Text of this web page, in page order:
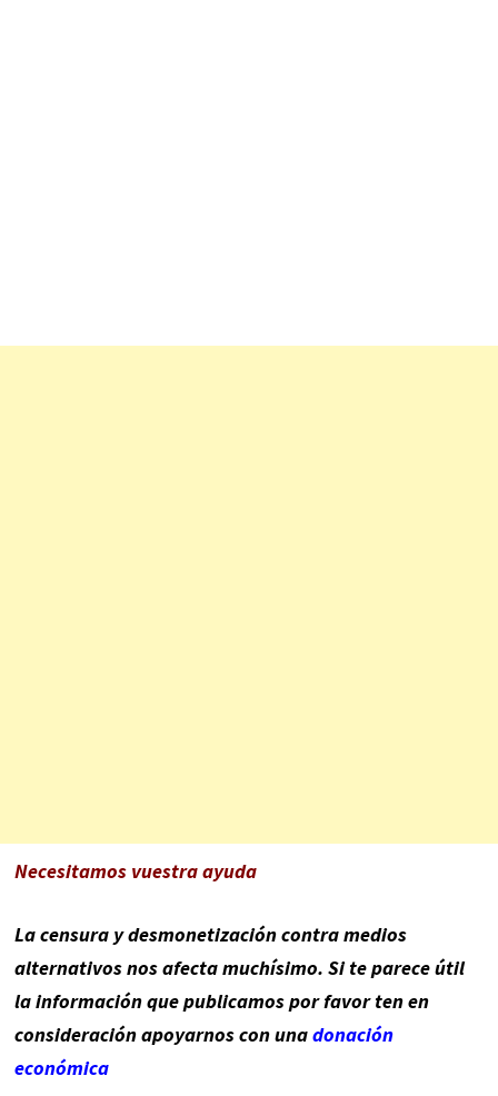
Necesitamos vuestra ayuda
La censura y desmonetización contra medios
alternativos nos afecta muchísimo. Si te parece útil
la información que publicamos por favor ten en
consideración apoyarnos con unadonación
económica